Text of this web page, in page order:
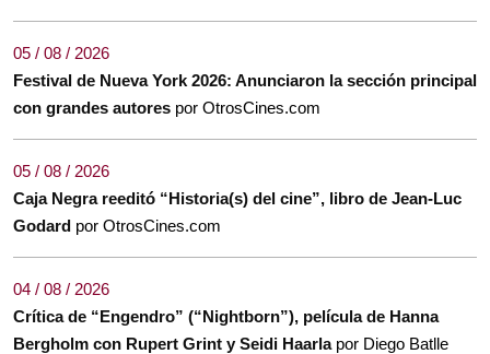
05 / 08 / 2026
Festival de Nueva York 2026: Anunciaron la sección principal
con grandes autores por OtrosCines.com
05 / 08 / 2026
Caja Negra reeditó “Historia(s) del cine”, libro de Jean-Luc
Godard por OtrosCines.com
04 / 08 / 2026
Crítica de “Engendro” (“Nightborn”), película de Hanna
Bergholm con Rupert Grint y Seidi Haarla por Diego Batlle